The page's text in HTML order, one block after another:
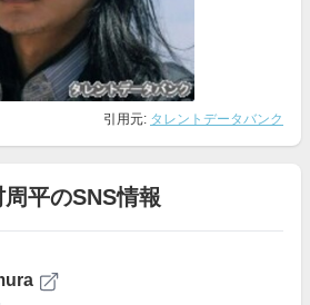
引用元: タレントデータバンク
周平のSNS情報